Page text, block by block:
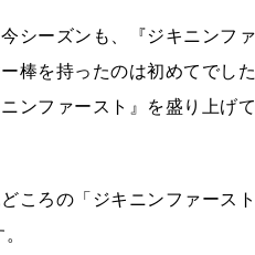
今シーズンも、『ジキニン
棒を持ったのは初めてでし
ニンファースト』を盛り上
ころの「ジキニンファース